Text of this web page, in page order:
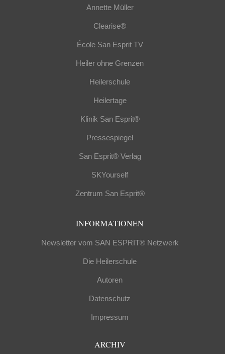
Annette Müller
Clearise®
École San Esprit TV
Heiler ohne Grenzen
Heilerschule
Heilertage
Klinik San Esprit®
Pressespiegel
San Esprit® Verlag
SKYourself
Zentrum San Esprit®
INFORMATIONEN
Newsletter vom SAN ESPRIT® Netzwerk
Die Heilerschule
Autoren
Datenschutz
Impressum
ARCHIV